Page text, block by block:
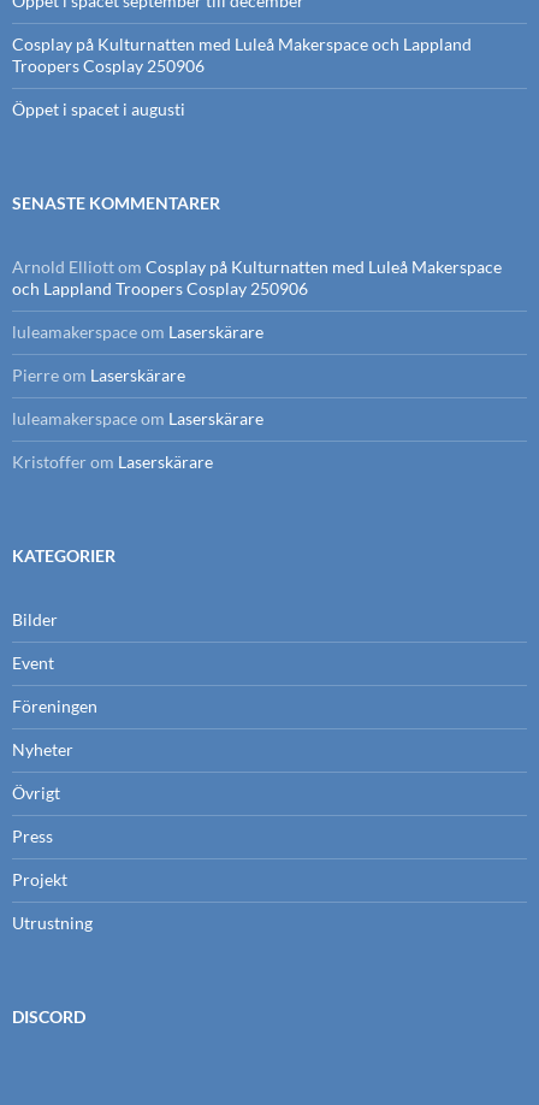
Cosplay på Kulturnatten med Luleå Makerspace och Lappland
Troopers Cosplay 250906
Öppet i spacet i augusti
SENASTE KOMMENTARER
Arnold Elliottom Cosplay på Kulturnatten med Luleå Makerspace
och Lappland Troopers Cosplay 250906
luleamakerspaceom Laserskärare
Pierreom Laserskärare
luleamakerspaceom Laserskärare
Kristoffer om Laserskärare
KATEGORIER
Bilder
Event
Föreningen
Nyheter
Övrigt
Press
Projekt
Utrustning
DISCORD